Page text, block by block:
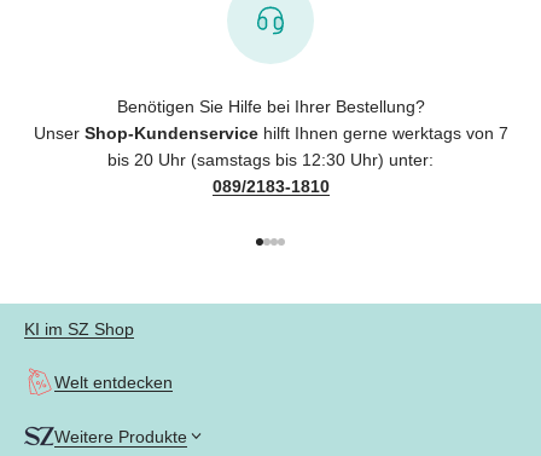
Benötigen Sie Hilfe bei Ihrer Bestellung?
Unser Shop-Kundenservicehilft Ihnen gerne werktags von 7
bis 20 Uhr (samstags bis 12:30 Uhr) unter:
089/2183-1810
KI im SZ Shop
Welt entdecken
Weitere Produkte